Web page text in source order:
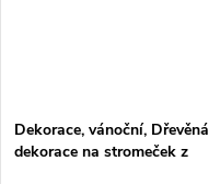
Dekorace, vánoční, Dřevěná
dekorace na stromeček z